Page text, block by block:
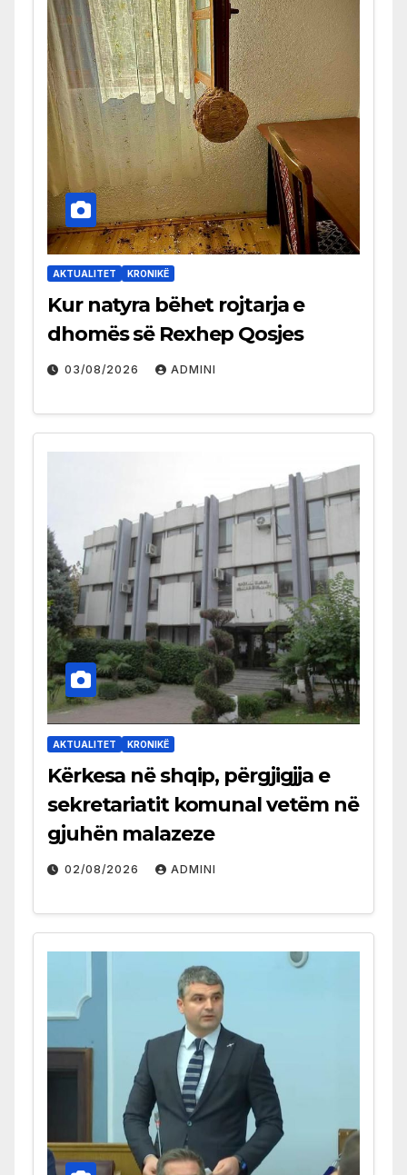
AKTUALITET KRONIKË
Kur natyra bëhet rojtarja e
dhomës së Rexhep Qosjes
03/08/2026 ADMINI
AKTUALITET KRONIKË
Kërkesa në shqip, përgjigjja e
sekretariatit komunal vetëm në
gjuhën malazeze
02/08/2026 ADMINI